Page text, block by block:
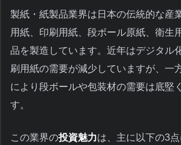
製紙・紙製品業界は日本の伝統的な産
用紙、印刷用紙、段ボール原紙、衛生
品を製造しています。近年はデジタル
刷用紙の需要が減少していますが、一
により段ボールや包装材の需要は底堅
す。
この業界の投資魅力は、主に以下の3点